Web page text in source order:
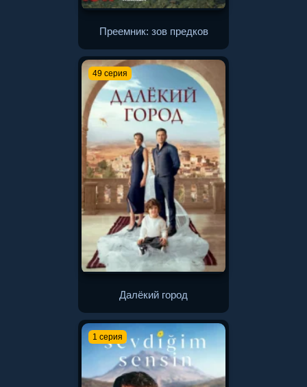
Преемник: зов предков
49 серия
Далёкий город
1 серия